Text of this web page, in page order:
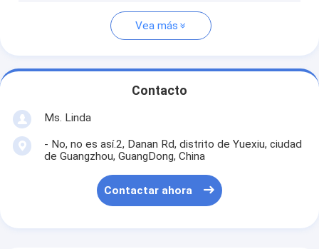
Vea más
Contacto
Ms. Linda
- No, no es así.2, Danan Rd, distrito de Yuexiu, ciudad
de Guangzhou, GuangDong, China
Contactar ahora